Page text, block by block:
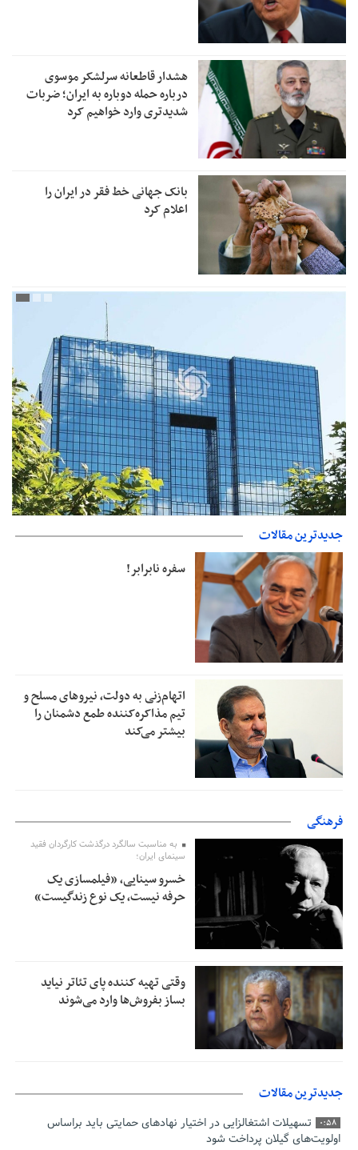
هشدار قاطعانه سرلشکر موسوی
درباره حمله دوباره به ایران؛ ضربات
شدیدتری وارد خواهیم کرد
بانک جهانی خط فقر در ایران را
اعلام کرد
بانک مرکزی: تعهدات ارزی منقضی شده رسیدگی می شوند
جدیدترین مقالات
سفره نابرابر!
اتهام‌زنی به دولت، نیروهای مسلح و
تیم مذاکره‌کننده طمع دشمنان را
بیشتر می‌کند
فرهنگی
به مناسبت سالگرد درگذشت کارگردان فقید
سینمای ایران؛
خسرو سینایی، «فیلمسازی یک
حرفه نیست، یک نوع زندگیست»
وقتی تهیه کننده پای تئاتر نیاید
بساز بفروش‌ها وارد می‌شوند
جدیدترین مقالات
0:58
تسهیلات اشتغالزایی در اختیار نهادهای حمایتی باید براساس
اولویت‌های گیلان پرداخت شود